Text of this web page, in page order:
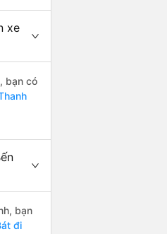
xe
bạn có
bạn
đi